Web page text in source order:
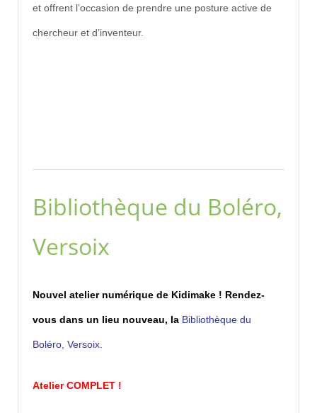
et offrent l’occasion de prendre une posture active de
chercheur et d’inventeur.
Bibliothèque du Boléro,
Versoix
Nouvel atelier numérique de Kidimake ! Rendez-
vous dans un lieu nouveau, la Bibliothèque du
Boléro, Versoix.
Atelier COMPLET !